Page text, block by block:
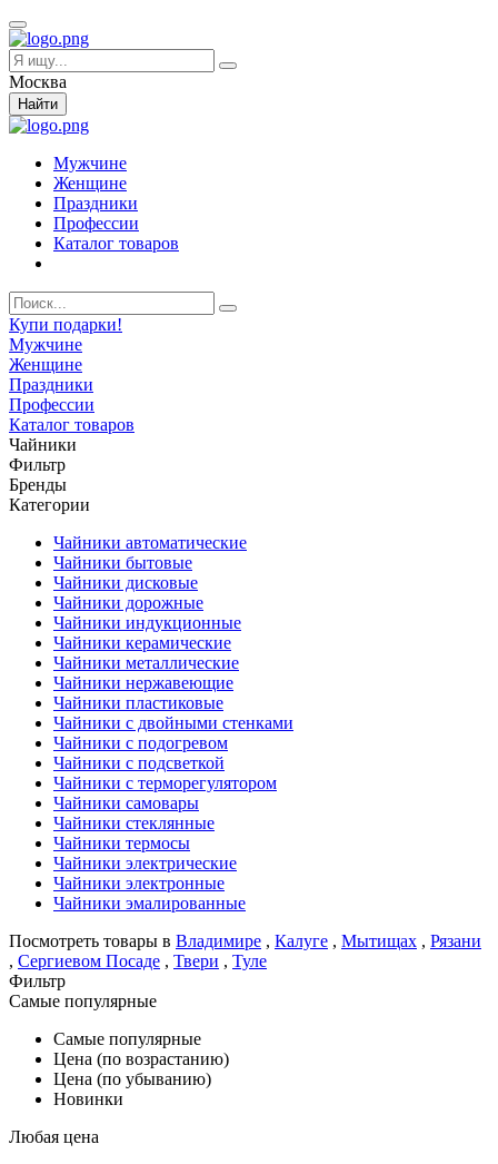
Москва
Найти
Мужчине
Женщине
Праздники
Профессии
Каталог товаров
Купи подарки!
Мужчине
Женщине
Праздники
Профессии
Каталог товаров
Чайники
Фильтр
Бренды
Категории
Чайники автоматические
Чайники бытовые
Чайники дисковые
Чайники дорожные
Чайники индукционные
Чайники керамические
Чайники металлические
Чайники нержавеющие
Чайники пластиковые
Чайники с двойными стенками
Чайники с подогревом
Чайники с подсветкой
Чайники с терморегулятором
Чайники самовары
Чайники стеклянные
Чайники термосы
Чайники электрические
Чайники электронные
Чайники эмалированные
Посмотреть товары в Владимире , Калуге , Мытищах , Рязани
, Сергиевом Посаде , Твери , Туле
Фильтр
Самые популярные
Самые популярные
Цена (по возрастанию)
Цена (по убыванию)
Новинки
Любая цена